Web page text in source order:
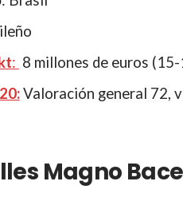
: 8 millones de euros
Valoración general 72,
Magno